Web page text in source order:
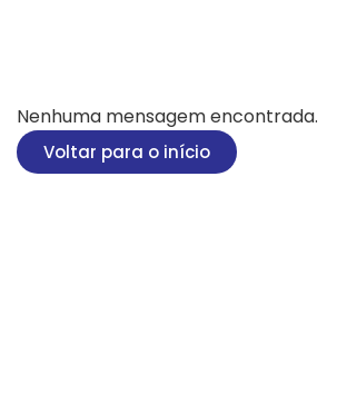
Nenhuma mensagem encontrada.
Voltar para o início